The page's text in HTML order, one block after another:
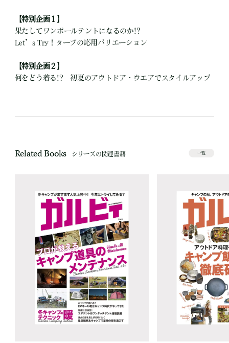
【特別企画１】
果たしてワンポールテントになるのか!?
Let’s Try！タープの応用バリエーション
【特別企画２】
何をどう着る!? 初夏のアウトドア・ウエアでスタイルアップ
Related Books シリーズの関連書籍 一覧